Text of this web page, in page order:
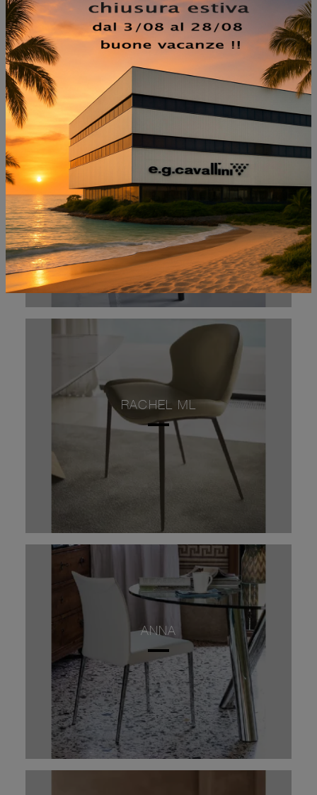
NON PERDERTI ANCHE:
CHRISHELL
RACHEL ML
ANNA